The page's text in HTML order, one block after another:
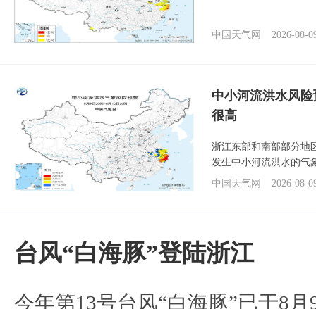
中国天气网 2026-08-
中小河流洪水风
很高
浙江东部和南部部分地
发生中小河流洪水的气
中国天气网
2026-08-
台风“白海豚”登陆浙江
今年第13号台风“白海豚”已于8